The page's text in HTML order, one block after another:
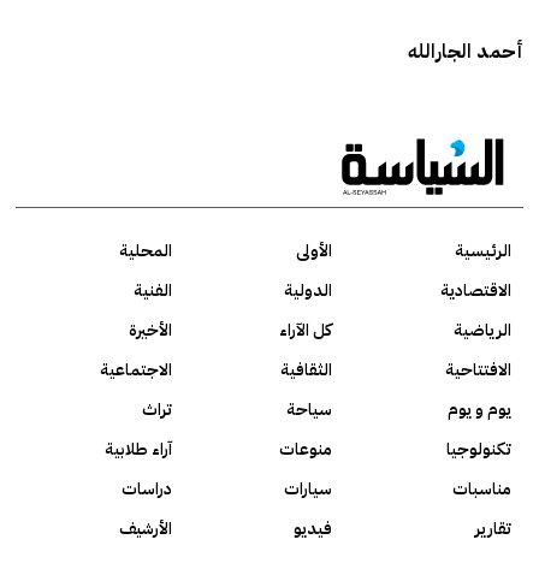
أحمد الجارالله
الرئيسية الأولى
المحلية
الاقتصادية
الدولية
الفنية
الرياضية
كل الآراء
الأخيرة
الافتتاحية
الثقافية
الاجتماعية
يوم و يوم
سياحة
تراث
تكنولوجيا
منوعات
آراء طلابية
مناسبات
سيارات
دراسات
تقارير
فيديو الأرشيف